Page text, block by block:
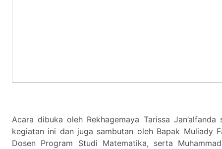
Acara dibuka oleh Rekhagemaya Tarissa
kegiatan ini dan juga sambutan oleh Bapak Muliady
Dosen Program Studi Matematika, serta